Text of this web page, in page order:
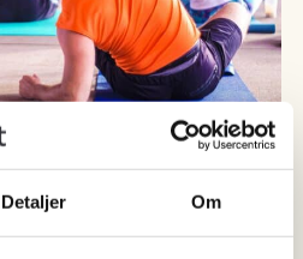
Detaljer Om